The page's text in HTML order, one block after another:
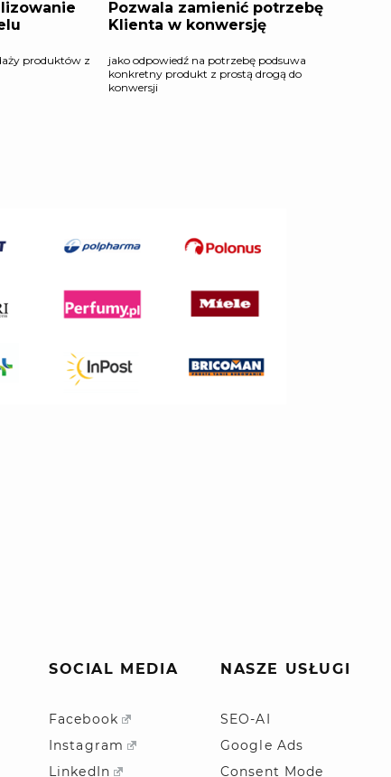
SOCIAL MEDIA
Facebook
Instagram
LinkedIn
NASZE USŁUGI
SEO-AI
Google Ads
Consent Mode